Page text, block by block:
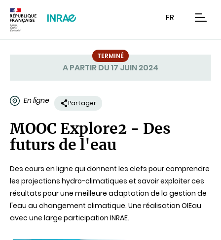
FR
A PARTIR DU 17 JUIN 2024
Statut
TERMINÉ
En ligne Partager
MOOC Explore2 - Des
futurs de l'eau
Des cours en ligne qui donnent les clefs pour comprendre
les projections hydro-climatiques et savoir exploiter ces
résultats pour une meilleure adaptation de la gestion de
l'eau au changement climatique. Une réalisation OIEau
avec une large participation INRAE.